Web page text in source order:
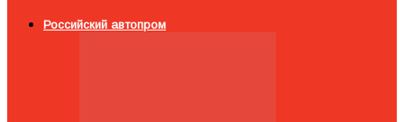
Российский автопром